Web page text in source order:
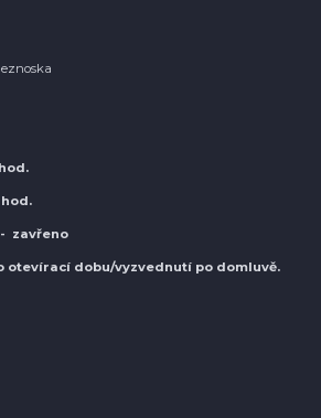
hod.
zavřeno
otevírací dobu/vyzvednutí po domluvě.